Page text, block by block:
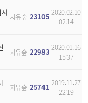
치유숲 23105 2020.02.10
02:14
치유숲 22983 2020.01.16
15:37
치유숲 25741 2019.11.27
22:19